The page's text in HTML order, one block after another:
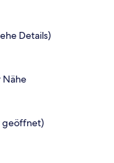
Details)
Nähe
geöffnet)